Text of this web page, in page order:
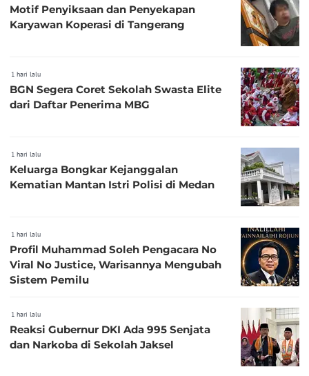
Motif Penyiksaan dan Penyekapan
Karyawan Koperasi di Tangerang
1 hari lalu
BGN Segera Coret Sekolah Swasta Elite
dari Daftar Penerima MBG
1 hari lalu
Keluarga Bongkar Kejanggalan
Kematian Mantan Istri Polisi di Medan
1 hari lalu
Profil Muhammad Soleh Pengacara No
Viral No Justice, Warisannya Mengubah
Sistem Pemilu
1 hari lalu
Reaksi Gubernur DKI Ada 995 Senjata
dan Narkoba di Sekolah Jaksel